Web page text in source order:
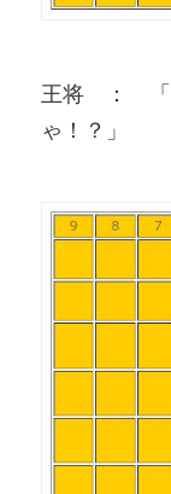
王将 ： 「
ゃ！？」